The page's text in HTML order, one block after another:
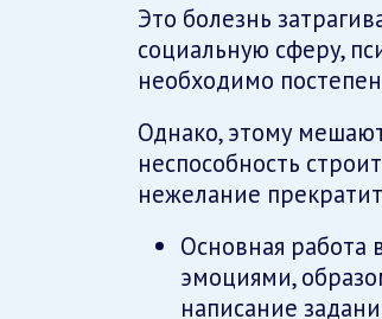
Это болезнь
социальную сферу,
необходимо
Однако, этому
неспособность
нежелание
Основная работа
эмоциями,
написание